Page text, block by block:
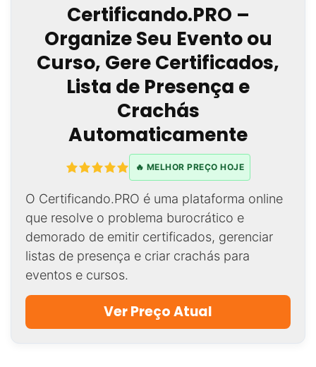
Certificando.PRO –
Organize Seu Evento ou
Curso, Gere Certificados,
Lista de Presença e
Crachás
Automaticamente
🔥 MELHOR PREÇO HOJE
O Certificando.PRO é uma plataforma online
que resolve o problema burocrático e
demorado de emitir certificados, gerenciar
listas de presença e criar crachás para
eventos e cursos.
Ver Preço Atual